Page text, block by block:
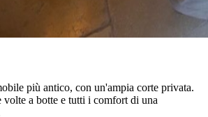
più antico, con un'ampia corte privata.
volte a botte e tutti i comfort di una